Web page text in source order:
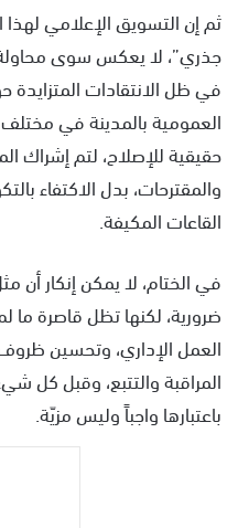
ثم إن التسويق الإعلامي لهذا
جذري”، لا يعكس سوى
في ظل الانتقادات
العمومية بالمدينة في
حقيقية للإصلاح، لتم إشراك
والمقترحات، بدل الاكتفاء
القاعات المكيفة.
في الختام، لا يمكن إنكار أن
ضرورية، لكنها تظل قاصرة
العمل الإداري، وتحسين
المراقبة والتتبع، وقبل كل
باعتبارها واجباً وليس مزيّة.